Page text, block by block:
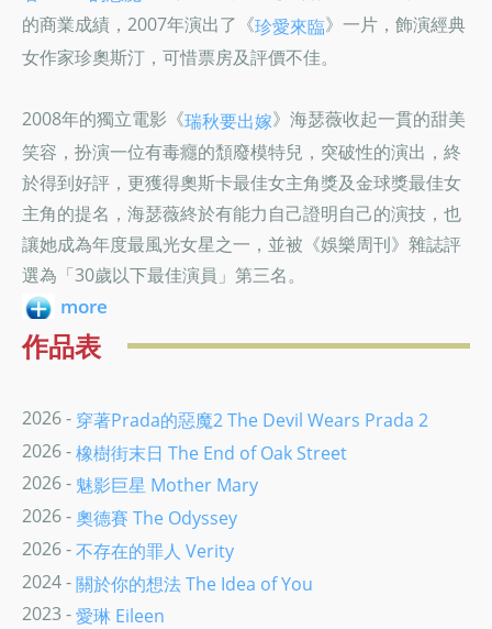
的商業成績，2007年演出了《珍愛來臨》一片，飾演經典
女作家珍奧斯汀，可惜票房及評價不佳。
2008年的獨立電影《瑞秋要出嫁》海瑟薇收起一貫的甜美
笑容，扮演一位有毒癮的頹廢模特兒，突破性的演出，終
於得到好評，更獲得奧斯卡最佳女主角獎及金球獎最佳女
主角的提名，海瑟薇終於有能力自己證明自己的演技，也
讓她成為年度最風光女星之一，並被《娛樂周刊》雜誌評
選為「30歲以下最佳演員」第三名。
more
作品表
2026 - 穿著Prada的惡魔2 The Devil Wears Prada 2
2026 -橡樹街末日 The End of Oak Street
2026 - 魅影巨星 Mother Mary
2026 -奧德賽 The Odyssey
2026 -不存在的罪人 Verity
2024 -關於你的想法 The Idea of You
2023 -愛琳 Eileen